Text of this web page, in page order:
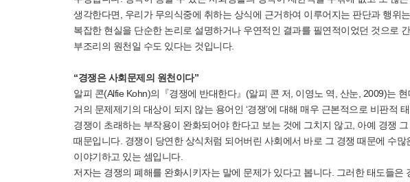
생각한다면, 우리가 무의식중에 취하는 상식에 근거하여 이루어지는 판단과 행위
복잡한 현실을 단순한 논리로 설명하거나 우연적인 결과를 필연적이었던 것으로
부조리의 원천일 수도 있다는 것입니다.
“경쟁은 사회문제의 원천이다”
알피 콘(Alfie Kohn)의『경쟁에 반대한다』(알피 콘 저, 이영노 역, 산눈, 2009)는
거의 문제제기의 대상이 되지 않는 용어인 ‘경쟁’에 대해 매우 근본적으로 비판적
경쟁이 초래하는 부작용이 완화되어야 한다고 보는 것에 그치지 않고, 아예 경쟁
때문입니다. 경쟁이 당연한 상식처럼 되어버린 사회에서 바로 그 경쟁 때문에 수많
이야기하고 있는 셈입니다.
저자는 경쟁의 폐해를 완화시키자는 말에 문제가 있다고 봅니다. 그러한 태도들